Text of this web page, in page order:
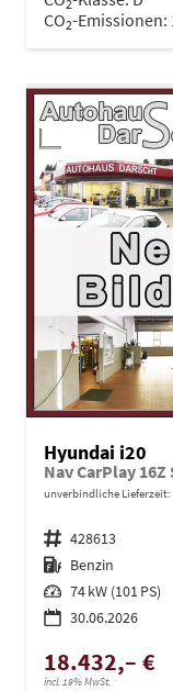
2
CO2-Emissionen:
Hyundai i20
Nav CarPlay
unverbindliche Lieferzeit:
Fahrzeugnr. 428613
Kraftstoff Benzin
Leistung 74 kW (101 PS)
30.06.2026
18.432,– €
incl. 19% MwSt.